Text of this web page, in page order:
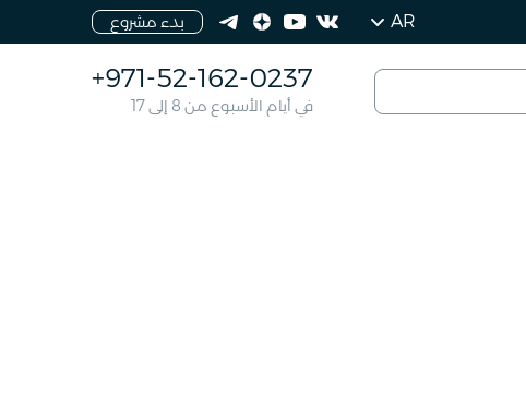
AR بدء مشروع
+971-52-162-0237
في أيام الأسبوع من 8 إلى 17